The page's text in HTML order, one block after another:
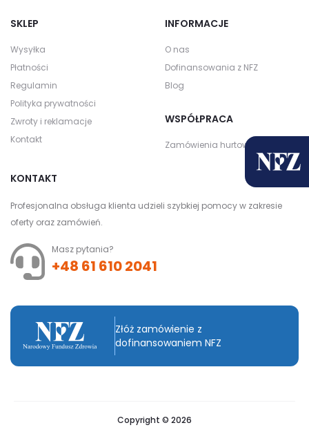
SKLEP
Wysyłka
Płatności
Regulamin
Polityka prywatności
Zwroty i reklamacje
Kontakt
INFORMACJE
O nas
Dofinansowania z NFZ
Blog
WSPÓŁPRACA
Zamówienia hurtowe
KONTAKT
Profesjonalna obsługa klienta udzieli szybkiej pomocy w zakresie
oferty oraz zamówień.
Masz pytania?
+48 61 610 2041
Złóż zamówienie z
dofinansowaniem NFZ
Copyright © 2026